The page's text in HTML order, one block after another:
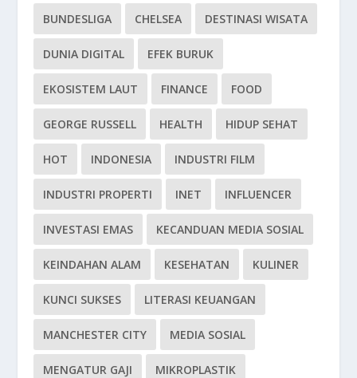
BUNDESLIGA CHELSEA DESTINASI WISATA
DUNIA DIGITAL EFEK BURUK
EKOSISTEM LAUT FINANCE FOOD
GEORGE RUSSELL HEALTH HIDUP SEHAT
HOT INDONESIA INDUSTRI FILM
INDUSTRI PROPERTI INET INFLUENCER
INVESTASI EMAS KECANDUAN MEDIA SOSIAL
KEINDAHAN ALAM KESEHATAN KULINER
KUNCI SUKSES LITERASI KEUANGAN
MANCHESTER CITY MEDIA SOSIAL
MENGATUR GAJI MIKROPLASTIK